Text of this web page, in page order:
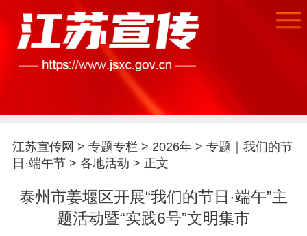
江苏宣传网 > 专题专栏 > 2026年> 专题｜我们的节
日·端午节> 各地活动 > 正文
泰州市姜堰区开展“我们的节日·端午”主
题活动暨“实践6号”文明集市